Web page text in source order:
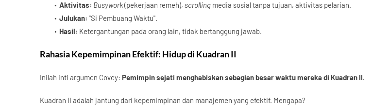
Aktivitas: Busywork(pekerjaan remeh), scrolling media sosial tanpa tujuan, aktivitas pelarian.
Julukan: "Si Pembuang Waktu".
Hasil: Ketergantungan pada orang lain, tidak bertanggung jawab.
Rahasia Kepemimpinan Efektif: Hidup di Kuadran II
Inilah inti argumen Covey: Pemimpin sejati menghabiskan sebagian besar waktu mereka di Kuadran II.
Kuadran II adalah jantung dari kepemimpinan dan manajemen yang efektif. Mengapa?